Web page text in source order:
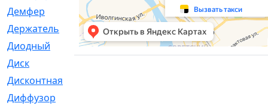
Демфер
Держатель
[5]
Диодный
[3]
Диск
Дисконтная
Диффузор